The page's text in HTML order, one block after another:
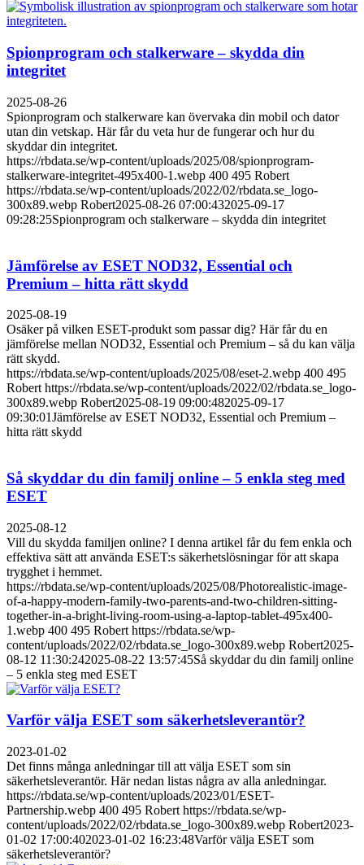
Spionprogram och stalkerware – skydda din
integritet
2025-08-26
Spionprogram och stalkerware kan övervaka din mobil och dator
utan din vetskap. Här får du veta hur de fungerar och hur du
skyddar din integritet.
https://rbdata.se/wp-content/uploads/2025/08/spionprogram-
stalkerware-integritet-495x400-1.webp 400 495 Robert
https://rbdata.se/wp-content/uploads/2022/02/rbdata.se_logo-
300x89.webp Robert2025-08-26 07:00:432025-09-17
09:28:25Spionprogram och stalkerware – skydda din integritet
Jämförelse av ESET NOD32, Essential och
Premium – hitta rätt skydd
2025-08-19
Osäker på vilken ESET-produkt som passar dig? Här får du en
jämförelse mellan NOD32, Essential och Premium – så du kan välja
rätt skydd.
https://rbdata.se/wp-content/uploads/2025/08/eset-2.webp 400 495
Robert https://rbdata.se/wp-content/uploads/2022/02/rbdata.se_logo-
300x89.webp Robert2025-08-19 09:00:482025-09-17
09:30:01Jämförelse av ESET NOD32, Essential och Premium –
hitta rätt skydd
Så skyddar du din familj online – 5 enkla steg med
ESET
2025-08-12
Vill du skydda familjen online? I denna artikel får du fem enkla och
effektiva sätt att använda ESET:s säkerhetslösningar för att skapa
trygghet i hemmet.
https://rbdata.se/wp-content/uploads/2025/08/Photorealistic-image-
of-a-happy-modern-family-two-parents-and-two-children-sitting-
together-in-a-bright-living-room-using-a-laptop-tablet-495x400-
1.webp 400 495 Robert https://rbdata.se/wp-
content/uploads/2022/02/rbdata.se_logo-300x89.webp Robert2025-
08-12 11:30:242025-08-22 13:57:45Så skyddar du din familj online
– 5 enkla steg med ESET
Varför välja ESET som säkerhetsleverantör?
2023-01-02
Det finns många anledningar till att välja ESET som sin
säkerhetsleverantör. Här nedan listas några av alla anledningar.
https://rbdata.se/wp-content/uploads/2023/01/ESET-
Partnership.webp 400 495 Robert https://rbdata.se/wp-
content/uploads/2022/02/rbdata.se_logo-300x89.webp Robert2023-
01-02 17:00:402023-01-02 16:23:48Varför välja ESET som
säkerhetsleverantör?